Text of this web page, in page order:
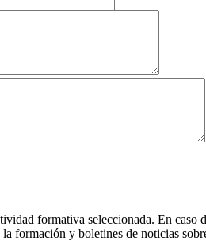
formativa seleccionada. En
formación y boletines de noticias